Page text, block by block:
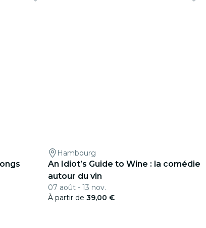
Hambourg
An Idiot’s Guide to Wine : la comédie
autour du vin
07 août - 13 nov.
À partir de 39,00 €